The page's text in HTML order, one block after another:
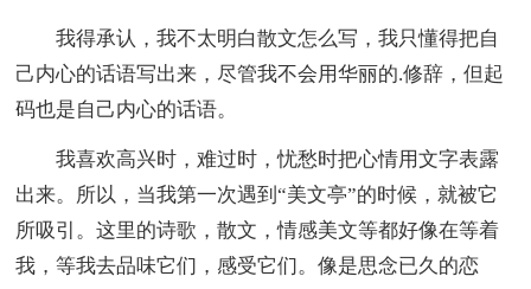
我得承认，我不太明白散文怎么写，我只懂得把自
己内心的话语写出来，尽管我不会用华丽的.修辞，但起
码也是自己内心的话语。
我喜欢高兴时，难过时，忧愁时把心情用文字表露
出来。所以，当我第一次遇到“美文亭”的时候，就被它
所吸引。这里的诗歌，散文，情感美文等都好像在等着
我，等我去品味它们，感受它们。像是思念已久的恋